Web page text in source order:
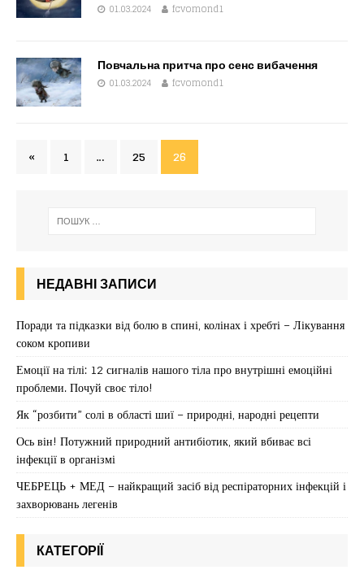
01.03.2024 fcvomond1
Повчальна притча про сенс вибачення
01.03.2024 fcvomond1
« 1 … 25 26
НЕДАВНІ ЗАПИСИ
Поради та підказки від болю в спині, колінах і хребті – Лікування
соком кропиви
Емоції на тілі: 12 сигналів нашого тіла про внутрішні емоційні
проблеми. Почуй своє тіло!
Як “розбити” солі в області шиї – природні, народні рецепти
Ось він! Потужний природний антибіотик, який вбиває всі
інфекції в організмі
ЧЕБРЕЦЬ + МЕД – найкращий засіб від респіраторних інфекцій і
захворювань легенів
КАТЕГОРІЇ